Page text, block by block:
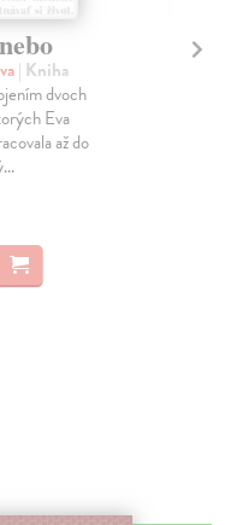
| Kniha
dvoch
Eva
až do